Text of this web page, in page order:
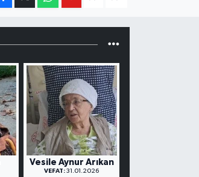
Vesile Aynur Arıkan
VEFAT: 31.01.2026